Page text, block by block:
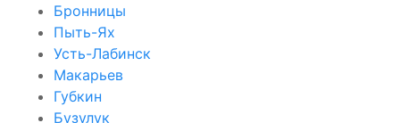
Бронницы
Пыть-Ях
Усть-Лабинск
Макарьев
Губкин
Бузулук